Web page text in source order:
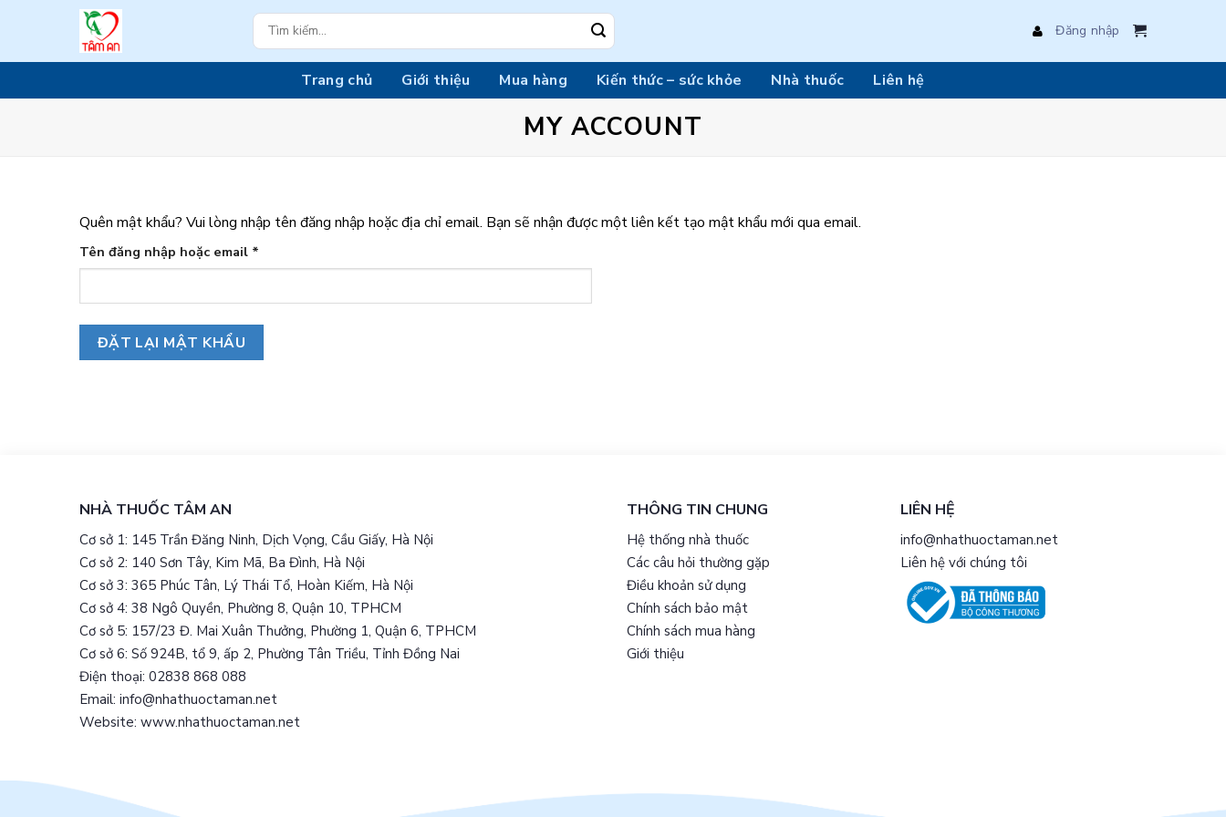
Tìm
kiếm:
Đăng nhập
Trang chủ Giới thiệu Mua hàng Kiến thức – sức khỏe Nhà thuốc Liên hệ
MY ACCOUNT
Quên mật khẩu? Vui lòng nhập tên đăng nhập hoặc địa chỉ email. Bạn sẽ nhận được một liên kết tạo mật khẩu mới qua email.
Tên đăng nhập hoặc email *
buộc
ĐẶT LẠI MẬT KHẨU
NHÀ THUỐC TÂM AN
Cơ sở 1: 145 Trần Đăng Ninh, Dịch Vọng, Cầu Giấy, Hà Nội
Cơ sở 2: 140 Sơn Tây, Kim Mã, Ba Đình, Hà Nội
Cơ sở 3: 365 Phúc Tân, Lý Thái Tổ, Hoàn Kiếm, Hà Nội
Cơ sở 4: 38 Ngô Quyền, Phường 8, Quận 10, TPHCM
Cơ sở 5: 157/23 Đ. Mai Xuân Thưởng, Phường 1, Quận 6, TPHCM
Cơ sở 6: Số 924B, tổ 9, ấp 2, Phường Tân Triều, Tỉnh Đồng Nai
Điện thoại: 02838 868 088
Email: info@nhathuoctaman.net
Website: www.nhathuoctaman.net
THÔNG TIN CHUNG
Hệ thống nhà thuốc
Các câu hỏi thường gặp
Điều khoản sử dụng
Chính sách bảo mật
Chính sách mua hàng
Giới thiệu
LIÊN HỆ
info@nhathuoctaman.net
Liên hệ với chúng tôi